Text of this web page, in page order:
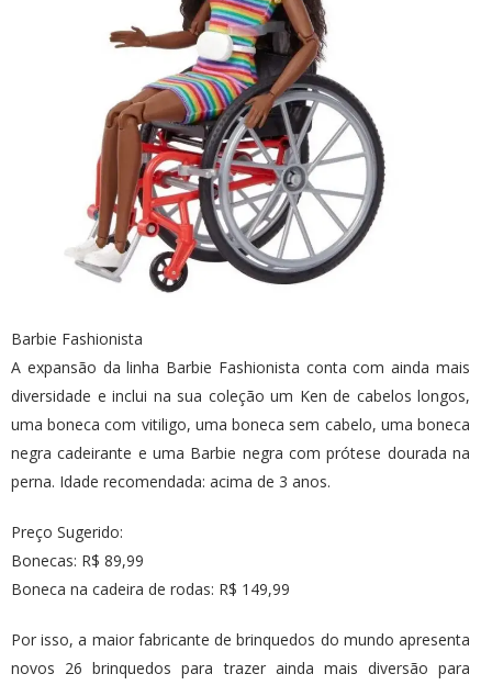
Barbie Fashionista
A expansão da linha Barbie Fashionista conta com ainda mais
diversidade e inclui na sua coleção um Ken de cabelos longos,
uma boneca com vitiligo, uma boneca sem cabelo, uma boneca
negra cadeirante e uma Barbie negra com prótese dourada na
perna. Idade recomendada: acima de 3 anos.
Preço Sugerido:
Bonecas: R$ 89,99
Boneca na cadeira de rodas: R$ 149,99
Por isso, a maior fabricante de brinquedos do mundo apresenta
novos 26 brinquedos para trazer ainda mais diversão para